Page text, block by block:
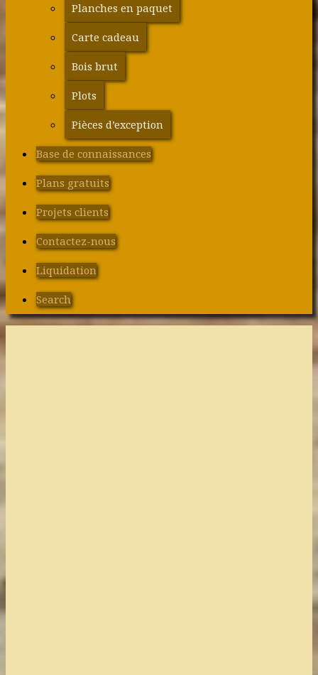
Planches en paquet
Carte cadeau
Bois brut
Plots
Pièces d’exception
Base de connaissances
Plans gratuits
Projets clients
Contactez-nous
Liquidation
Search